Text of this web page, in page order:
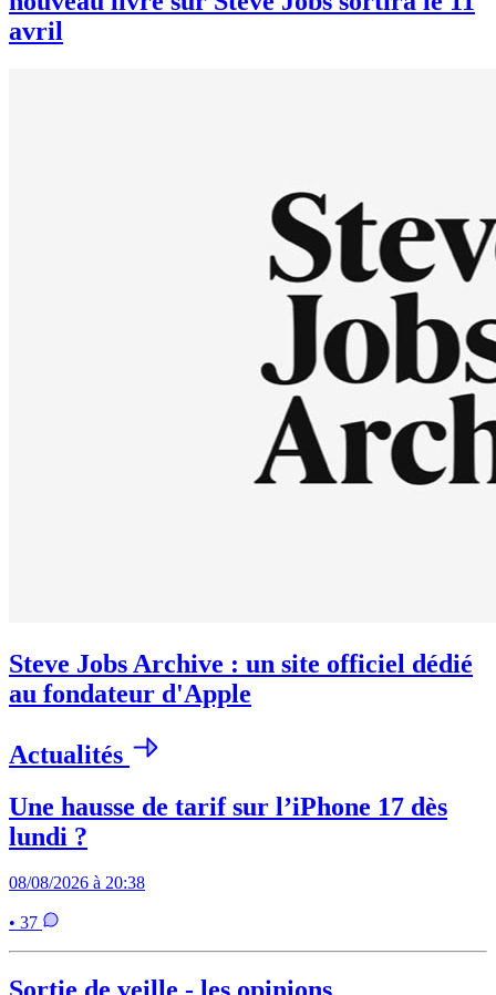
avril
Steve Jobs Archive : un site officiel dédié
au fondateur d'Apple
Actualités
Une hausse de tarif sur l’iPhone 17 dès
lundi ?
08/08/2026 à 20:38
• 37